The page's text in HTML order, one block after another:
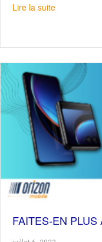
Lire la suiteabout
FAITES-EN